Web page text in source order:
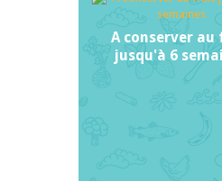
A conserver au
jusqu'à 6